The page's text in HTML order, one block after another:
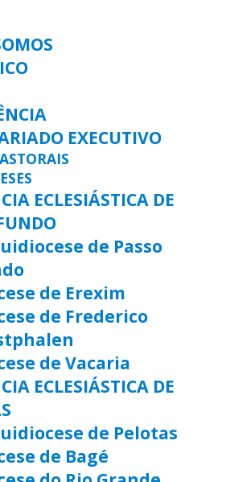
EXECUTIVO
ECLESIÁSTICA DE
de Passo
de Erexim
de Frederico
de Vacaria
ECLESIÁSTICA DE
de Pelotas
de Bagé